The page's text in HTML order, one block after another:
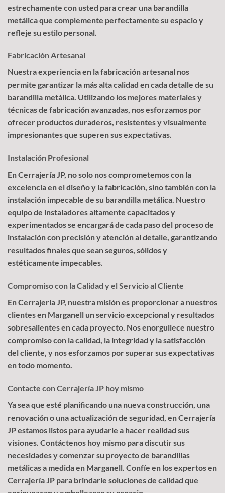
estrechamente con usted para crear una barandilla
metálica que complemente perfectamente su espacio y
refleje su estilo personal.
Fabricación Artesanal
Nuestra experiencia en la fabricación artesanal nos
permite garantizar la más alta calidad en cada detalle de su
barandilla metálica. Utilizando los mejores materiales y
técnicas de fabricación avanzadas, nos esforzamos por
ofrecer productos duraderos, resistentes y visualmente
impresionantes que superen sus expectativas.
Instalación Profesional
En Cerrajería JP, no solo nos comprometemos con la
excelencia en el diseño y la fabricación, sino también con la
instalación impecable de su barandilla metálica. Nuestro
equipo de instaladores altamente capacitados y
experimentados se encargará de cada paso del proceso de
instalación con precisión y atención al detalle, garantizando
resultados finales que sean seguros, sólidos y
estéticamente impecables.
Compromiso con la Calidad y el Servicio al Cliente
En Cerrajería JP, nuestra misión es proporcionar a nuestros
clientes en Marganell un servicio excepcional y resultados
sobresalientes en cada proyecto. Nos enorgullece nuestro
compromiso con la calidad, la integridad y la satisfacción
del cliente, y nos esforzamos por superar sus expectativas
en todo momento.
Contacte con Cerrajería JP hoy mismo
Ya sea que esté planificando una nueva construcción, una
renovación o una actualización de seguridad, en Cerrajería
JP estamos listos para ayudarle a hacer realidad sus
visiones. Contáctenos hoy mismo para discutir sus
necesidades y comenzar su proyecto de barandillas
metálicas a medida en Marganell. Confíe en los expertos en
Cerrajería JP para brindarle soluciones de calidad que